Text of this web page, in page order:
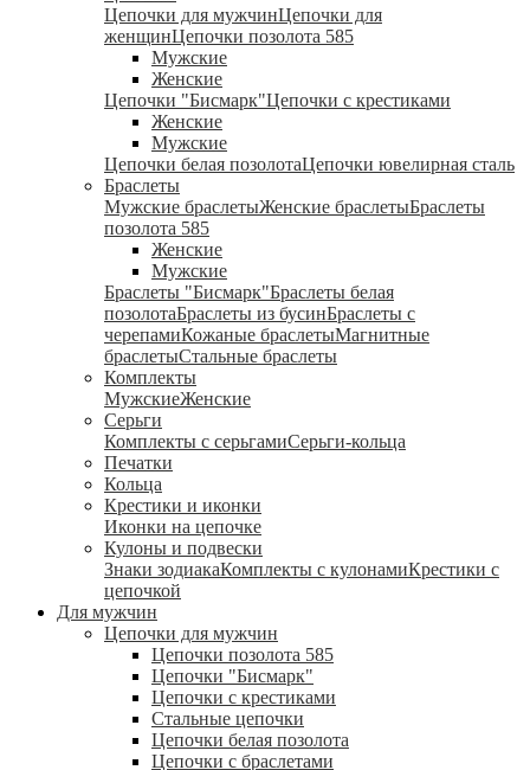
Цепочки для мужчинЦепочки для
женщинЦепочки позолота 585
Мужские
Женские
Цепочки "Бисмарк"Цепочки с крестиками
Женские
Мужские
Цепочки белая позолотаЦепочки ювелирная сталь
Браслеты
Мужские браслетыЖенские браслетыБраслеты
позолота 585
Женские
Мужские
Браслеты "Бисмарк"Браслеты белая
позолотаБраслеты из бусинБраслеты с
черепамиКожаные браслетыМагнитные
браслетыСтальные браслеты
Комплекты
МужскиеЖенские
Серьги
Комплекты с серьгамиСерьги-кольца
Печатки
Кольца
Крестики и иконки
Иконки на цепочке
Кулоны и подвески
Знаки зодиакаКомплекты с кулонамиКрестики с
цепочкой
Для мужчин
Цепочки для мужчин
Цепочки позолота 585
Цепочки "Бисмарк"
Цепочки с крестиками
Стальные цепочки
Цепочки белая позолота
Цепочки с браслетами